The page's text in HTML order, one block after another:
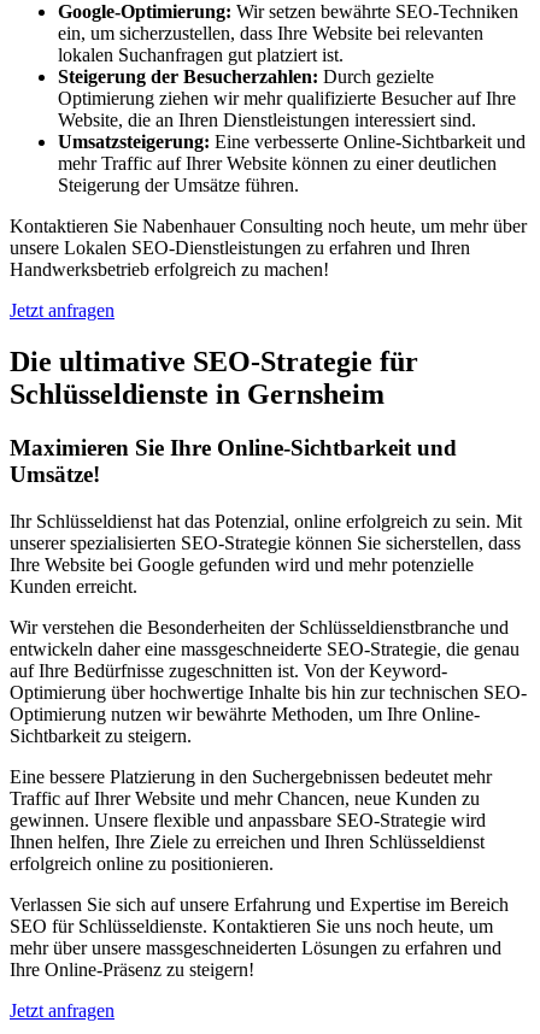
Google-Optimierung: Wir setzen bewährte SEO-Techniken
ein, um sicherzustellen, dass Ihre Website bei relevanten
lokalen Suchanfragen gut platziert ist.
Steigerung der Besucherzahlen: Durch gezielte
Optimierung ziehen wir mehr qualifizierte Besucher auf Ihre
Website, die an Ihren Dienstleistungen interessiert sind.
Umsatzsteigerung: Eine verbesserte Online-Sichtbarkeit und
mehr Traffic auf Ihrer Website können zu einer deutlichen
Steigerung der Umsätze führen.
Kontaktieren Sie Nabenhauer Consulting noch heute, um mehr über
unsere Lokalen SEO-Dienstleistungen zu erfahren und Ihren
Handwerksbetrieb erfolgreich zu machen!
Jetzt anfragen
Die ultimative SEO-Strategie für
Schlüsseldienste in Gernsheim
Maximieren Sie Ihre Online-Sichtbarkeit und
Umsätze!
Ihr Schlüsseldienst hat das Potenzial, online erfolgreich zu sein. Mit
unserer spezialisierten SEO-Strategie können Sie sicherstellen, dass
Ihre Website bei Google gefunden wird und mehr potenzielle
Kunden erreicht.
Wir verstehen die Besonderheiten der Schlüsseldienstbranche und
entwickeln daher eine massgeschneiderte SEO-Strategie, die genau
auf Ihre Bedürfnisse zugeschnitten ist. Von der Keyword-
Optimierung über hochwertige Inhalte bis hin zur technischen SEO-
Optimierung nutzen wir bewährte Methoden, um Ihre Online-
Sichtbarkeit zu steigern.
Eine bessere Platzierung in den Suchergebnissen bedeutet mehr
Traffic auf Ihrer Website und mehr Chancen, neue Kunden zu
gewinnen. Unsere flexible und anpassbare SEO-Strategie wird
Ihnen helfen, Ihre Ziele zu erreichen und Ihren Schlüsseldienst
erfolgreich online zu positionieren.
Verlassen Sie sich auf unsere Erfahrung und Expertise im Bereich
SEO für Schlüsseldienste. Kontaktieren Sie uns noch heute, um
mehr über unsere massgeschneiderten Lösungen zu erfahren und
Ihre Online-Präsenz zu steigern!
Jetzt anfragen